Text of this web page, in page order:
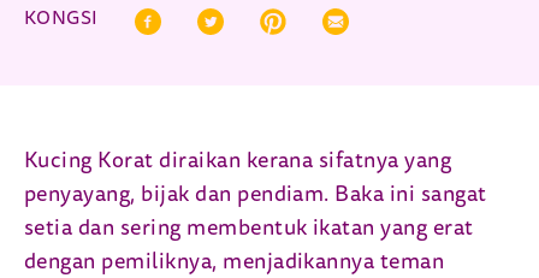
KONGSI Facebook (opens in new window)
Twitter (opens in new window)
Pinterest (opens in new window)
Correo electrónico (opens in
Kucing Korat diraikan kerana sifatnya yang
penyayang, bijak dan pendiam. Baka ini sangat
setia dan sering membentuk ikatan yang erat
dengan pemiliknya, menjadikannya teman